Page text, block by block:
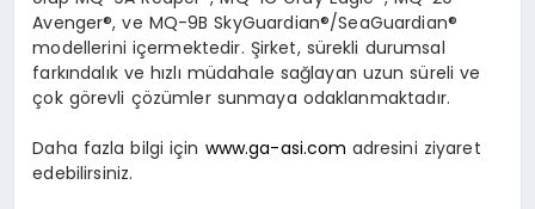
Avenger®, ve MQ-9B SkyGuardian®/SeaGuardian®
modellerini içermektedir. Şirket, sürekli durumsal
farkındalık ve hızlı müdahale sağlayan uzun süreli ve
çok görevli çözümler sunmaya odaklanmaktadır.
Daha fazla bilgi için www.ga-asi.com adresini ziyaret
edebilirsiniz.